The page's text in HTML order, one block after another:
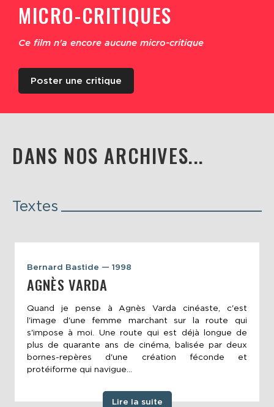
MICRO-CRITIQUES
Ce film n'a encore aucune micro-critique
Poster une critique
DANS NOS ARCHIVES...
Textes
Bernard Bastide — 1998
AGNÈS VARDA
Quand je pense à Agnès Varda cinéaste, c'est
l'image d'une femme marchant sur la route qui
s'impose à moi. Une route qui est déjà longue de
plus de quarante ans de cinéma, balisée par deux
bornes-repères d'une création féconde et
protéiforme qui navigue...
Lire la suite